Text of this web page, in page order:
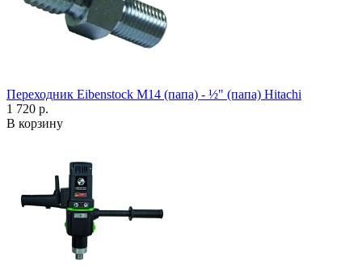
Переходник Eibenstock M14 (папа) - ½" (папа) Hitachi
1 720 р.
В корзину